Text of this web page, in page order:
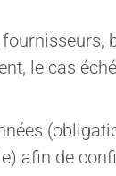
le cas
afin de